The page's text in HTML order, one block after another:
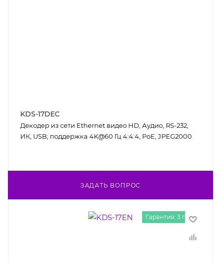
KDS-17DEC
Декодер из сети Ethernet видео HD, Аудио, RS-232,
ИК, USB; поддержка 4K@60 Гц 4:4:4, PoE, JPEG2000
ЗАДАТЬ ВОПРОС
Гарантия: 3 года